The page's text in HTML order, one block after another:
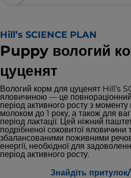
Hill’s SCIENCE PLAN
Puppy вологий
цуценят
Вологий корм для цуценят Hill’s
яловичиною — це
період активного росту з
молоком до 1 року, а також для
період лактації. Цей ніжний
подрібненої соковитої яловичини
збалансованими поживними
енергії, необхідної для
період активного росту.
Знайдіть